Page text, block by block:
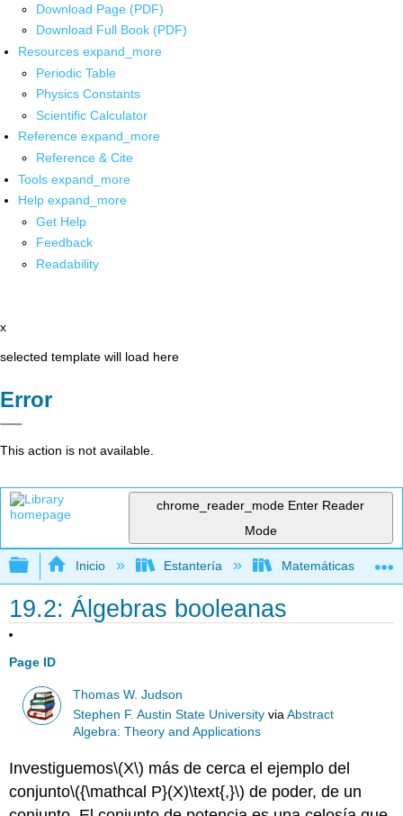
Download Page (PDF)
Download Full Book (PDF)
Resources expand_more
Periodic Table
Physics Constants
Scientific Calculator
Reference expand_more
Reference & Cite
Tools expand_more
Help expand_more
Get Help
Feedback
Readability
x
selected template will load here
Error
This action is not available.
chrome_reader_mode Enter Reader
Mode
Expandir/contraer jerarquía global
Inicio Estantería Matemáticas
19.2: Álgebras booleanas
Page ID
Thomas W. Judson
Stephen F. Austin State University viaAbstract
Algebra: Theory and Applications
Investiguemos\(X\) más de cerca el ejemplo del
conjunto\({\mathcal P}(X)\text{,}\) de poder, de un